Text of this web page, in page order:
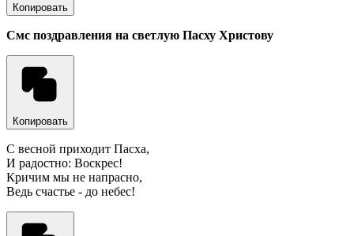
Копировать
Смс поздравления на светлую Пасху Христову
Копировать
С весной приходит Пасха,
И радостно: Воскрес!
Кричим мы не напрасно,
Ведь счастье - до небес!